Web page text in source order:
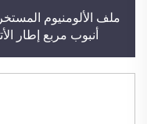
أنبوب مربع إطار